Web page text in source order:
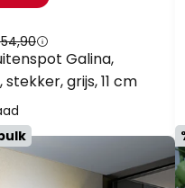
Galina,
grijs, 11 cm